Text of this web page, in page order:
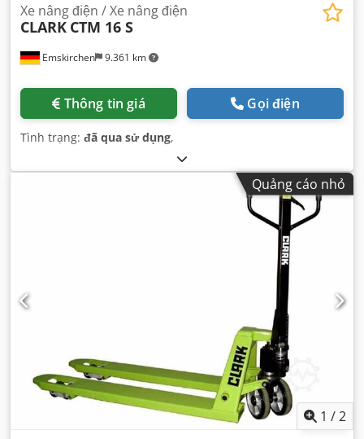
Emskirchen 9.361 km
Xe nâng điện / Xe nâng điện
CLARK CTM 16 S
Thông tin giá Gọi điện
Tình trạng: đã qua sử dụng,
Quảng cáo nhỏ
1 /2